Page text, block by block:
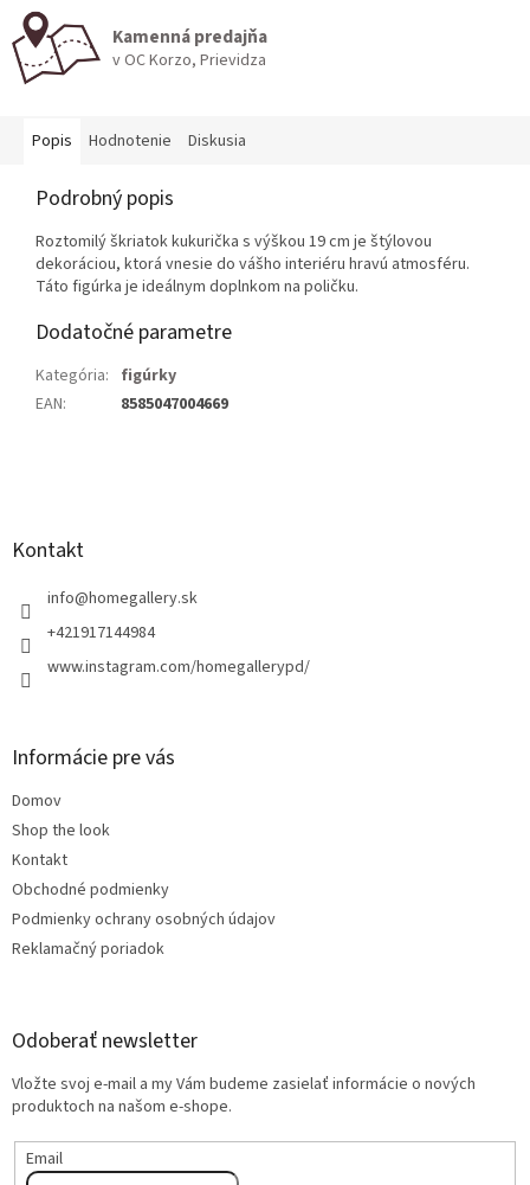
Kamenná predajňa
v OC Korzo, Prievidza
Popis Hodnotenie Diskusia
Podrobný popis
Roztomilý škriatok kukurička s výškou 19 cm je štýlovou
dekoráciou, ktorá vnesie do vášho interiéru hravú atmosféru.
Táto figúrka je ideálnym doplnkom na poličku.
Dodatočné parametre
Kategória: figúrky
EAN: 8585047004669
Kontakt
info@homegallery.sk
+421917144984
www.instagram.com/homegallerypd/
Informácie pre vás
Domov
Shop the look
Kontakt
Obchodné podmienky
Podmienky ochrany osobných údajov
Reklamačný poriadok
Odoberať newsletter
Vložte svoj e-mail a my Vám budeme zasielať informácie o nových
produktoch na našom e-shope.
Email